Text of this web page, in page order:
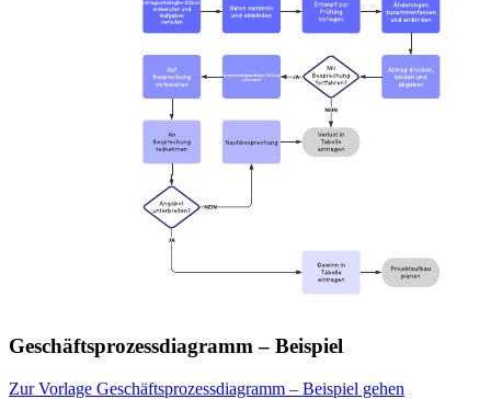
Geschäftsprozessdiagramm – Beispiel
Zur Vorlage Geschäftsprozessdiagramm – Beispiel gehen